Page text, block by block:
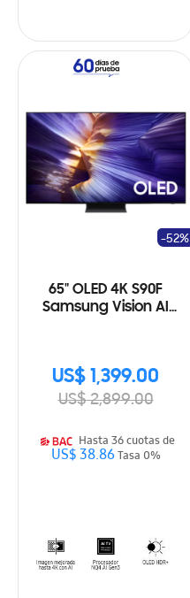
65" OLED 4K S90F
Samsung Vision AI
US$ 1,399.00
US$ 2,899.00
-52%
Hasta 36 cuotas de
US$ 38.86Tasa 0%